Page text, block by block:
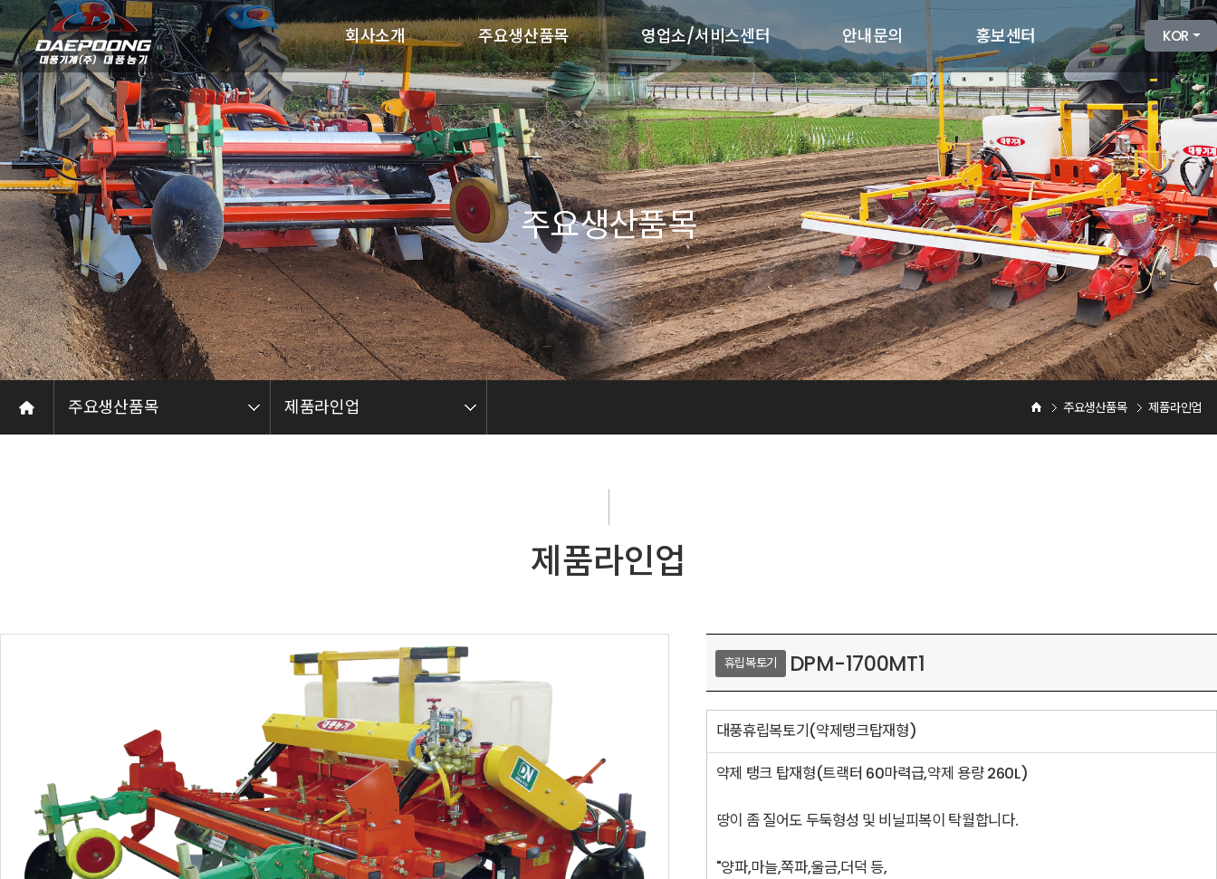
회사소개
인사말
회사개요
회사연혁
인증 및 수상
오시는길
주요생산품목
제품라인업
휴립복토기
땅속작물수확기
동력파종기
비료살포기
줄기절단기
마늘파종기
비닐피복기
약제살포기
퇴비살포기
영업소/서비스센터
영업소/서비스센터
대풍 A/S
안내문의
제품견적문의
고객문의
자료실
채용안내
홍보센터
대풍기계소식
카탈로그
공식유튜브채널
KOR
주요생산품목 제품라인업 주요생산품목 제품라인업
주요생산품목
제품라인업
휴립복토기 DPM-1700MT1
대풍휴립복토기(약제탱크탑재형)
약제 탱크 탑재형(트랙터 60마력급,약제 용량 260L)
땅이 좀 질어도 두둑형성 및 비닐피복이 탁월합니다.
"양파,마늘,쪽파,울금,더덕 등,